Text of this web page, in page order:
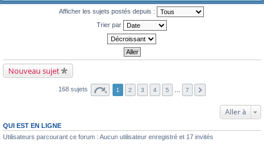
Afficher les sujets postés depuis :
Trier par
Nouveau sujet
168 sujets 1 2 3 4 5 7
Aller à
QUI EST EN LIGNE
Utilisateurs parcourant ce forum : Aucun utilisateur enregistré et 17 invités